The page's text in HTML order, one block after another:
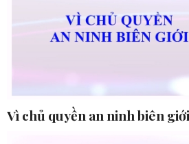
Vì chủ quyền an ninh biên